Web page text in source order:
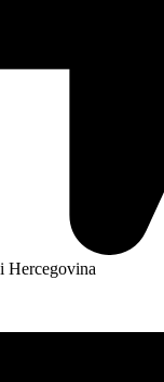
Hercegovina